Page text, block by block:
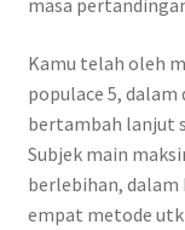
masa
Kamu telah oleh
populace 5,
bertambah lanjut
Subjek main
berlebihan,
empat metode utk